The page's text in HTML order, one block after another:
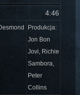
4:46
Produkcja:
Jon Bon
Jovi, Richie
Sambora,
Peter
Collins